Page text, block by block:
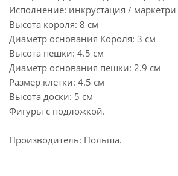
Исполнение: инкрустация / маркетри
Высота короля: 8 см
Диаметр основания Короля: 3 см
Высота пешки: 4.5 см
Диаметр основания пешки: 2.9 см
Размер клетки: 4.5 см
Высота доски: 5 см
Фигуры с подложкой.
Производитель: Польша.